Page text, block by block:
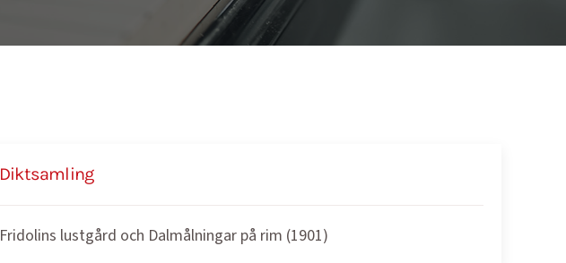
Diktsamling
Fridolins lustgård och Dalmålningar på rim (1901)